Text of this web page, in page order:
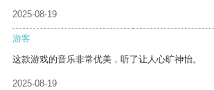
2025-08-19
游客
这款游戏的音乐非常优美，听了让人心旷神怡。
2025-08-19